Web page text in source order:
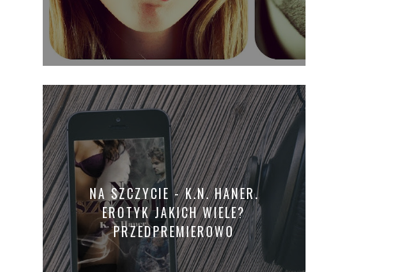
NA SZCZYCIE - K.N. HANER.
EROTYK JAKICH WIELE?
PRZEDPREMIEROWO